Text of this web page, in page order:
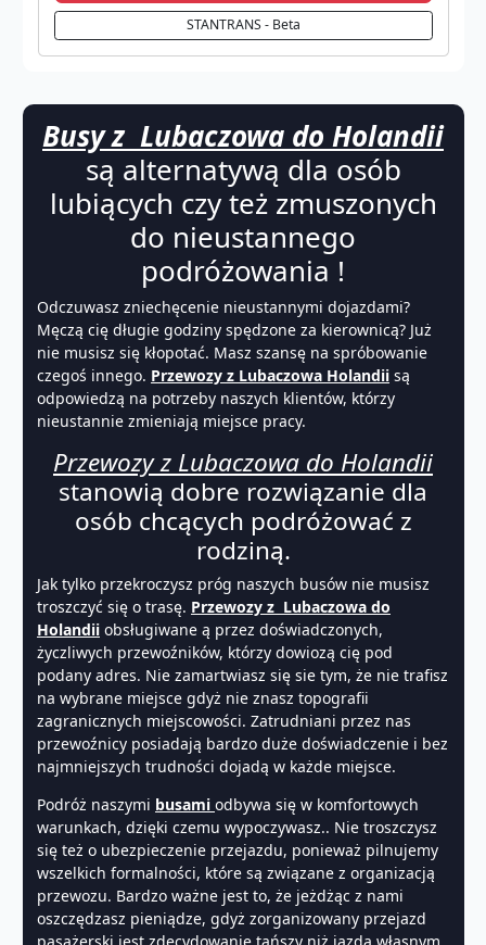
STANTRANS - Beta
Busy z Lubaczowa do Holandii
są alternatywą dla osób
lubiących czy też zmuszonych
do nieustannego
podróżowania !
Odczuwasz zniechęcenie nieustannymi dojazdami?
Męczą cię długie godziny spędzone za kierownicą? Już
nie musisz się kłopotać. Masz szansę na spróbowanie
czegoś innego. Przewozy z Lubaczowa Holandii są
odpowiedzą na potrzeby naszych klientów, którzy
nieustannie zmieniają miejsce pracy.
Przewozy z Lubaczowa do Holandii
stanowią dobre rozwiązanie dla
osób chcących podróżować z
rodziną.
Jak tylko przekroczysz próg naszych busów nie musisz
troszczyć się o trasę. Przewozy z Lubaczowa do
Holandii obsługiwane ą przez doświadczonych,
życzliwych przewoźników, którzy dowiozą cię pod
podany adres. Nie zamartwiasz się sie tym, że nie trafisz
na wybrane miejsce gdyż nie znasz topografii
zagranicznych miejscowości. Zatrudniani przez nas
przewoźnicy posiadają bardzo duże doświadczenie i bez
najmniejszych trudności dojadą w każde miejsce.
Podróż naszymi busami odbywa się w komfortowych
warunkach, dzięki czemu wypoczywasz.. Nie troszczysz
się też o ubezpieczenie przejazdu, ponieważ pilnujemy
wszelkich formalności, które są związane z organizacją
przewozu. Bardzo ważne jest to, że jeżdżąc z nami
oszczędzasz pieniądze, gdyż zorganizowany przejazd